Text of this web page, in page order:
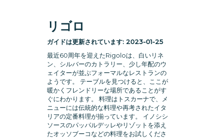
リゴロ
ガイドは更新されています: 2023-01-25
最近60周年を迎えたRigoloは、白いリネ
ン、シルバーのカトラリー、少し年配のウ
ェイターが並ぶフォーマルなレストランの
ようです。 テーブルを見つけると、ここが
暖かくフレンドリーな場所であることがす
ぐにわかります。 料理はトスカーナで、メ
ニューには伝統的な料理や再考されたイタ
リアの定番料理が揃っています。 イノシシ
ソースのパッパルデッレやリゾットを添え
たオッソブーコなどの料理をお試しくださ